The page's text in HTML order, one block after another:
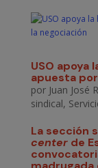
USO apoya
apuesta
por Juan José
sindical,
La sección
centerde